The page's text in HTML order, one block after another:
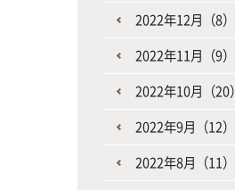
2022年12月（8）
2022年11月（9）
2022年10月（20）
2022年9月（12）
2022年8月（11）